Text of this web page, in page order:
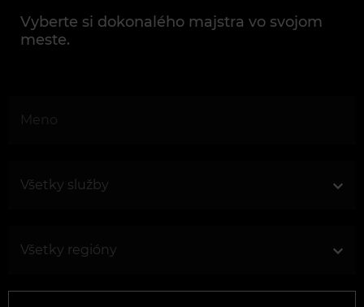
Vyberte si dokonalého majstra vo svojom
meste.